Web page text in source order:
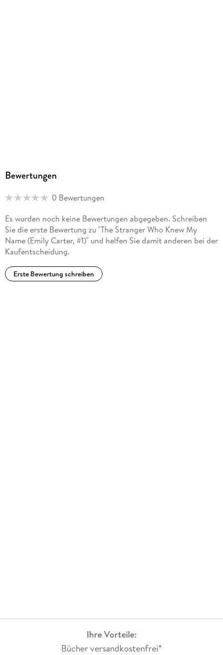
Bewertungen
0 Bewertungen
Es wurden noch keine Bewertungen abgegeben. Schreiben
Sie die erste Bewertung zu "The Stranger Who Knew My
Name (Emily Carter, #1)" und helfen Sie damit anderen bei der
Kaufentscheidung.
Erste Bewertung schreiben
Ihre Vorteile:
Bücher versandkostenfrei*